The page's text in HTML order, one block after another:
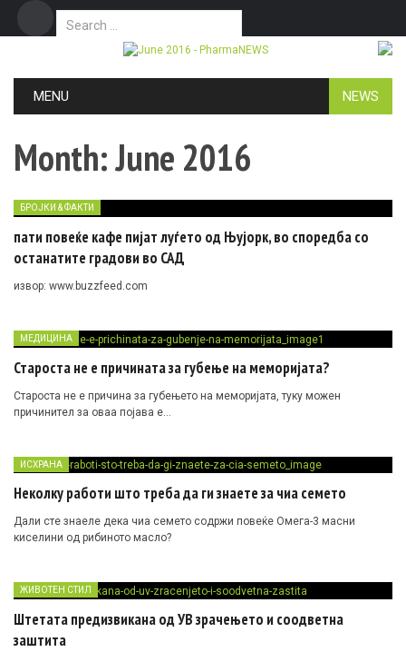
Search for:
MENU NEWS
Month:June 2016
БРОЈКИ & ФАКТИ
пати повеќе кафе пијат луѓето од Њујорк, во споредба со
останатите градови во САД
извор: www.buzzfeed.com
МЕДИЦИНА
Староста не е причината за губење на меморијата?
Староста не е причина за губењето на меморијата, туку можен
причинител за оваа појава е…
ИСХРАНА
Неколку работи што треба да ги знаете за чиа семето
Дали сте знаеле дека чиа семето содржи повеќе Омега-3 масни
киселини од рибиното масло?
ЖИВОТЕН СТИЛ
Штетата предизвикана од УВ зрачењето и соодветна
заштита